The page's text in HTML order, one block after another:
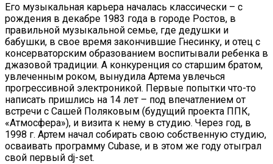
Его музыкальная карьера началась классически – с
рождения в декабре 1983 года в городе Ростов, в
правильной музыкальной семье, где дедушки и
бабушки, в свое время закончившие Гнесинку, и отец с
консерваторским образованием воспитывали ребенка в
джазовой традиции. А конкуренция со старшим братом,
увлеченным роком, вынудила Артема увлечься
прогрессивной электроникой. Первые попытки что-то
написать пришлись на 14 лет – под впечатлением от
встречи с Сашей Поляковым (будущий проекта ППК,
«Атмосфера»), и визита к нему в студию. Через год, в
1998 г. Артем начал собирать свою собственную студию,
осваивать программу Cubase, и в этом же году отыграл
свой первый dj-set.